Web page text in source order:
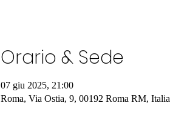
Orario & Sede
07 giu 2025, 21:00
Roma, Via Ostia, 9, 00192 Roma RM, Italia